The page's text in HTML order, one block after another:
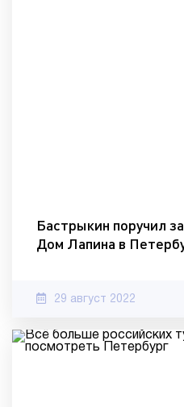
Бастрыкин поручил
Дом Лапина в
29 август 2022